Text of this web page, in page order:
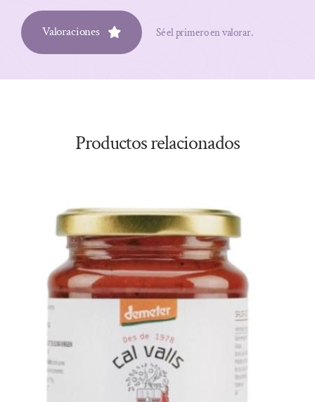
Valoraciones Sé el primero en valorar.
Productos relacionados